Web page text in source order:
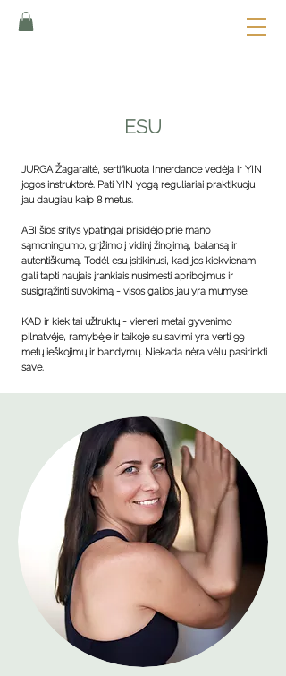
ESU
JURGA Žagaraitė, sertifikuota Innerdance vedėja ir YIN
jogos instruktorė. Pati YIN yogą reguliariai praktikuoju
jau daugiau kaip 8 metus.
ABI šios sritys ypatingai prisidėjo prie mano
sąmoningumo, grįžimo į vidinį žinojimą, balansą ir
autentiškumą. Todėl esu įsitikinusi, kad jos kiekvienam
gali tapti naujais įrankiais nusimesti apribojimus ir
susigrąžinti suvokimą - visos galios jau yra mumyse.
KAD ir kiek tai užtruktų - vieneri metai gyvenimo
pilnatvėje, ramybėje ir taikoje su savimi yra verti 99
metų ieškojimų ir bandymų. Niekada nėra vėlu pasirinkti
save.